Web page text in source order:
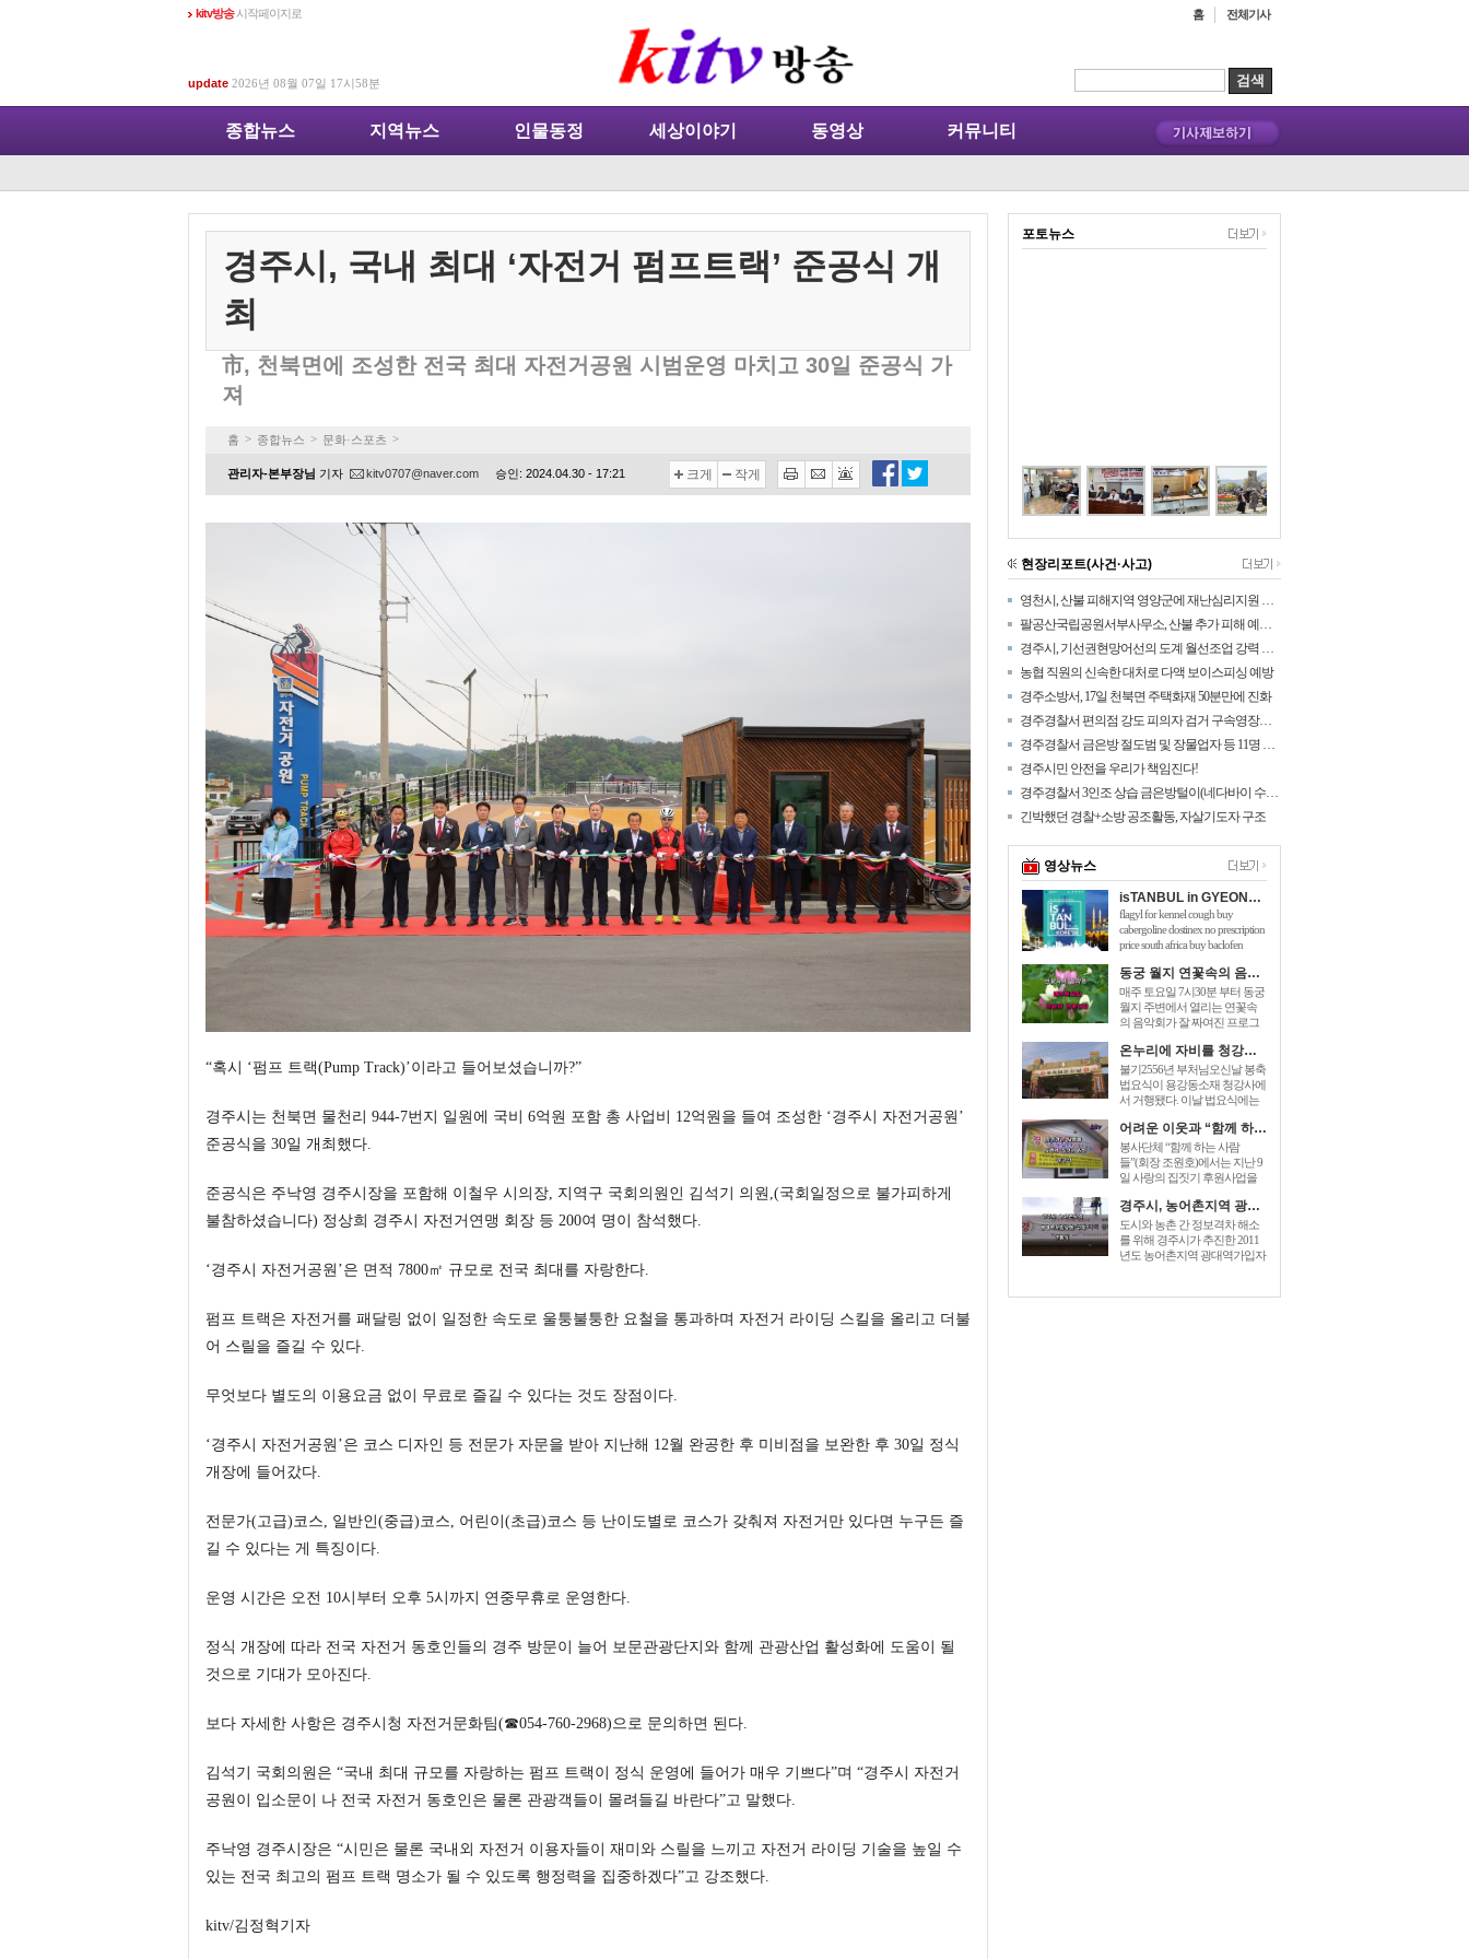
kitv방송시작페이지로
update 2026년 08월 07일 17시58분
홈 전체기사
종합뉴스 지역뉴스 인물동정 세상이야기 동영상 커뮤니티
경주시, 국내 최대 ‘자전거 펌프트랙’ 준공식 개
최
市, 천북면에 조성한 전국 최대 자전거공원 시범운영 마치고 30일 준공식 가
져
홈 > 종합뉴스 > 문화·스포츠 >
관리자-본부장님 기자 kitv0707@naver.com 승인: 2024.04.30 - 17:21 크게 작게
“혹시 ‘펌프 트랙(Pump Track)’이라고 들어보셨습니까?”
경주시는 천북면 물천리 944-7번지 일원에 국비 6억원 포함 총 사업비 12억원을 들여 조성한 ‘경주시 자전거공원’
준공식을 30일 개최했다.
준공식은 주낙영 경주시장을 포함해 이철우 시의장, 지역구 국회의원인 김석기 의원,(국회일정으로 불가피하게
불참하셨습니다) 정상희 경주시 자전거연맹 회장 등 200여 명이 참석했다.
‘경주시 자전거공원’은 면적 7800㎡ 규모로 전국 최대를 자랑한다.
펌프 트랙은 자전거를 패달링 없이 일정한 속도로 울퉁불퉁한 요철을 통과하며 자전거 라이딩 스킬을 올리고 더불
어 스릴을 즐길 수 있다.
무엇보다 별도의 이용요금 없이 무료로 즐길 수 있다는 것도 장점이다.
‘경주시 자전거공원’은 코스 디자인 등 전문가 자문을 받아 지난해 12월 완공한 후 미비점을 보완한 후 30일 정식
개장에 들어갔다.
전문가(고급)코스, 일반인(중급)코스, 어린이(초급)코스 등 난이도별로 코스가 갖춰져 자전거만 있다면 누구든 즐
길 수 있다는 게 특징이다.
운영 시간은 오전 10시부터 오후 5시까지 연중무휴로 운영한다.
정식 개장에 따라 전국 자전거 동호인들의 경주 방문이 늘어 보문관광단지와 함께 관광산업 활성화에 도움이 될
것으로 기대가 모아진다.
보다 자세한 사항은 경주시청 자전거문화팀(☎054-760-2968)으로 문의하면 된다.
김석기 국회의원은 “국내 최대 규모를 자랑하는 펌프 트랙이 정식 운영에 들어가 매우 기쁘다”며 “경주시 자전거
공원이 입소문이 나 전국 자전거 동호인은 물론 관광객들이 몰려들길 바란다”고 말했다.
주낙영 경주시장은 “시민은 물론 국내외 자전거 이용자들이 재미와 스릴을 느끼고 자전거 라이딩 기술을 높일 수
있는 전국 최고의 펌프 트랙 명소가 될 수 있도록 행정력을 집중하겠다”고 강조했다.
kitv/김정혁기자
포토뉴스
현장리포트(사건·사고)
영천시, 산불 피해지역 영양군에 재난심리지원 나섰다!
팔공산국립공원서부사무소, 산불 추가 피해 예방을 위해 탐방로 통제구간 확대
경주시, 기선권현망어선의 도계 월선조업 강력 대응
농협 직원의 신속한 대처로 다액 보이스피싱 예방
경주소방서, 17일 천북면 주택화재 50분만에 진화
경주경찰서 편의점 강도 피의자 검거 구속영장신청
경주경찰서 금은방 절도범 및 장물업자 등 11명 검거
경주시민 안전을 우리가 책임진다!
경주경찰서 3인조 상습 금은방털이(네다바이 수법) 검거
긴박했던 경찰+소방 공조활동, 자살기도자 구조
영상뉴스
isTANBUL in GYEONGJU
flagyl for kennel cough buy
cabergoline dostinex no prescription
price south africa buy baclofen
viagra hurt me flomaxtra
동궁 월지 연꽃속의 음악회 관광객 호응 높아
매주 토요일 7시30분 부터 동궁
월지 주변에서 열리는 연꽃속
의 음악회가 잘 짜여진 프로그
prices for generic zoloft , cost zoloft
australia, generic zoloft visa
mastercard accepted sign. 더해 주
고있다. [...]
온누리에 자비를 청강사 부처님오신날 법요식가져
불기2556년 부처님오신날 봉축
법요식이 용강동소재 청강사에
서 거행됐다. 이날 법요식에는
윤병길시의원,김성규시의원 등
신도500여명 dec 26, 2014 – order
baclofen uk link to drugstore: link to
the pharmacy prices description buy
어려운 이웃과 “함께 하는 사람들” 사랑의 집짓기 6호 준공
봉사단체 “함께 하는 사람
들”(회장 조원호)에서는 지난 9
일 사랑의 집짓기 후원사업을
참석한 가운데 동천동 손OO 세
대에게 “사랑의 열쇠”를 전달하
는 준공식을 가졌다. “함께 하는
사람들”은 2005년에 전기, 건축,
경주시, 농어촌지역 광대역가입자망 구축 개통식
도시와 농촌 간 정보격차 해소
를 위해 경주시가 추진한 2011
년도 농어촌지역 광대역가입자
brand name of lioresal, is a muscle